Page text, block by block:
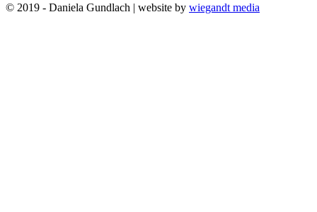
© 2019 - Daniela Gundlach | website by wiegandt media